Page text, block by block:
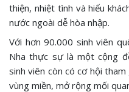
thiện, nhiệt tình và hiếu
nước ngoài dễ hòa nhập.
Với hơn 90.000 sinh viên
Nha thực sự là một cộng
sinh viên còn có cơ hội
vùng miền, mở rộng mối